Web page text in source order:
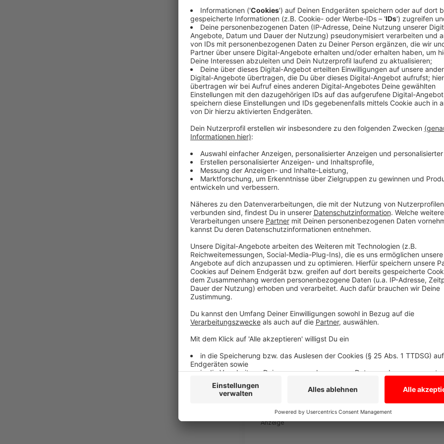
die Arbeit. Aber da gibt es ja auch viele Gründe sich
auf der Arbeit. Die wollen wir heute von euch wissen
Anzeige
Das sind die Traditionen bei der Arbeit im
Anzeige
Traditionen bei der Arbeit - die Umfrage
Anzeige
Diese Traditionen gibts in den Betrieben bei
Anzeige
Auch bei Facebook kamen Traditionen bei der
Anzeige